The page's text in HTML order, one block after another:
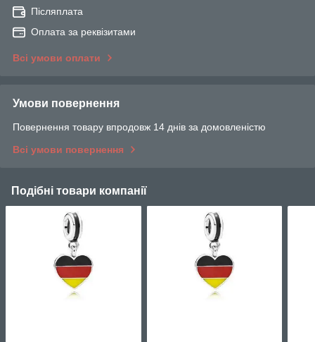
Післяплата
Оплата за реквізитами
Всі умови оплати
Умови повернення
Повернення товару впродовж 14 днів за домовленістю
Всі умови повернення
Подібні товари компанії